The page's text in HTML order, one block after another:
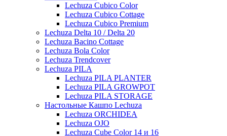
Lechuza Cubico Color
Lechuza Cubico Cottage
Lechuza Cubico Premium
Lechuza Delta 10 / Delta 20
Lechuza Bacino Cottage
Lechuza Bola Color
Lechuza Trendcover
Lechuza PILA
Lechuza PILA PLANTER
Lechuza PILA GROWPOT
Lechuza PILA STORAGE
Настольные Кашпо Lechuza
Lechuza ORCHIDEA
Lechuza OJO
Lechuza Cube Color 14 и 16